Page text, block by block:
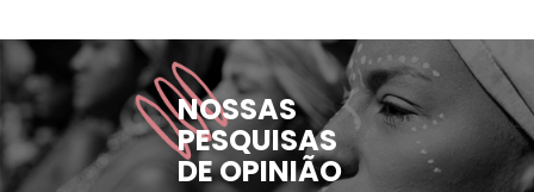
NOSSAS
PESQUISAS
DE OPINIÃO